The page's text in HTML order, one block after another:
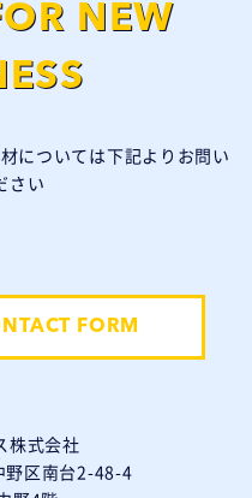
NEW
については下記よりお問い
さい
FORM
株式会社
野区南台2-48-4